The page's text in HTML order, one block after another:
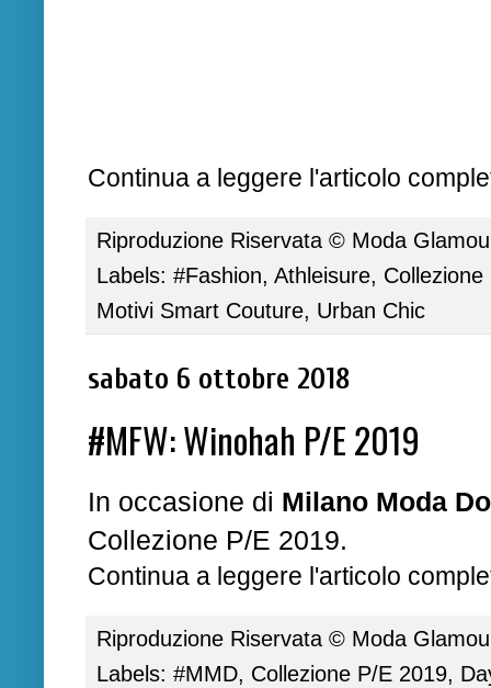
Continua a leggere l'articolo
Riproduzione Riservata © Moda
Labels: #Fashion, Athleisure,
Motivi Smart Couture, Urban Chic
sabato 6 ottobre 2018
#MFW: Winohah P/E 2019
In occasione di Milano Moda
Collezione P/E 2019.
Continua a leggere l'articolo
Riproduzione Riservata © Moda
Labels: #MMD, Collezione P/E 2019,